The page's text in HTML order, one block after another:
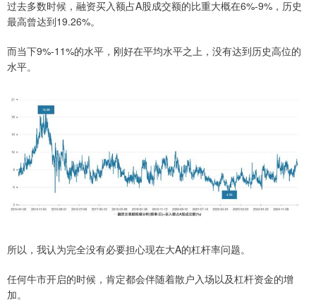
过去多数时候，融资买入额占A股成交额的比重大概在6%-9%，历史
最高曾达到19.26%。
而当下9%-11%的水平，刚好在平均水平之上，没有达到历史高位的
水平。
所以，我认为完全没有必要担心现在大A的杠杆率问题。
任何牛市开启的时候，肯定都会伴随着散户入场以及杠杆资金的增
加。